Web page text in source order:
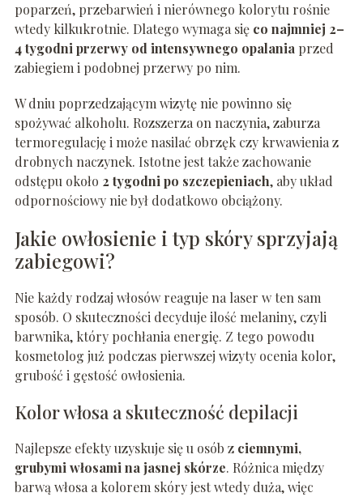
poparzeń, przebarwień i nierównego kolorytu rośnie
wtedy kilkukrotnie. Dlatego wymaga się co najmniej 2–
4 tygodni przerwy od intensywnego opalaniaprzed
zabiegiem i podobnej przerwy po nim.
W dniu poprzedzającym wizytę nie powinno się
spożywać alkoholu. Rozszerza on naczynia, zaburza
termoregulację i może nasilać obrzęk czy krwawienia z
drobnych naczynek. Istotne jest także zachowanie
odstępu około 2 tygodni po szczepieniach, aby układ
odpornościowy nie był dodatkowo obciążony.
Jakie owłosienie i typ skóry sprzyjają
zabiegowi?
Nie każdy rodzaj włosów reaguje na laser w ten sam
sposób. O skuteczności decyduje ilość melaniny, czyli
barwnika, który pochłania energię. Z tego powodu
kosmetolog już podczas pierwszej wizyty ocenia kolor,
grubość i gęstość owłosienia.
Kolor włosa a skuteczność depilacji
Najlepsze efekty uzyskuje się u osób z ciemnymi,
grubymi włosami na jasnej skórze. Różnica między
barwą włosa a kolorem skóry jest wtedy duża, więc